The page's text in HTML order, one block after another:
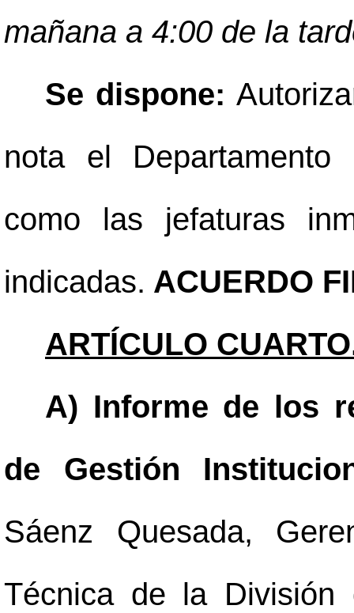
mañana a 4:00 de la
Se dispone:
nota el
como las jefaturas
indicadas. ACUERDO
ARTÍCULO
A) Informe de los
de Gestión
Sáenz Quesada,
Técnica de la División